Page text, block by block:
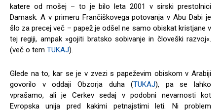
katere od mošej – to je bilo leta 2001 v sirski prestolnici
Damask. A v primeru Frančiškovega potovanja v Abu Dabi je
šlo za precej več – papež je odšel ne samo obiskat kristjane v
tej regiji, ampak »gojiti bratsko sobivanje in človeški razvoj«.
(več o tem TUKAJ).
Glede na to, kar se je v zvezi s papeževim obiskom v Arabiji
govorilo v oddaji Obzorja duha (TUKAJ), pa se lahko
vprašamo, ali je Cerkev sedaj v podobni nevarnosti kot
Evropska unija pred kakimi petnajstimi leti. Ni problem